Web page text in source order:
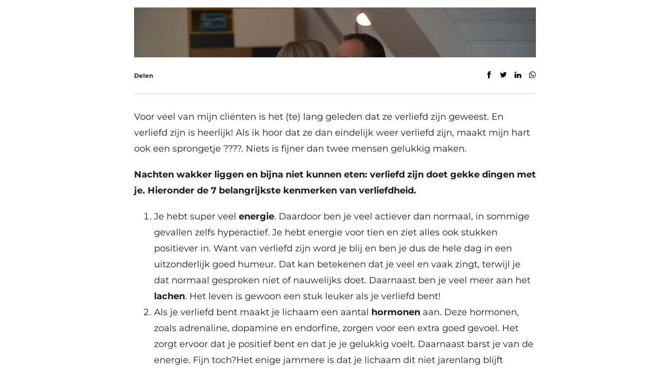
Delen
Voor veel van mijn cliënten is het (te) lang geleden dat ze verliefd zijn geweest. En
verliefd zijn is heerlijk! Als ik hoor dat ze dan eindelijk weer verliefd zijn, maakt mijn hart
ook een sprongetje ????. Niets is fijner dan twee mensen gelukkig maken.
Nachten wakker liggen en bijna niet kunnen eten: verliefd zijn doet gekke dingen met
je. Hieronder de 7 belangrijkste kenmerken van verliefdheid.
Je hebt super veel energie. Daardoor ben je veel actiever dan normaal, in sommige
gevallen zelfs hyperactief. Je hebt energie voor tien en ziet alles ook stukken
positiever in. Want van verliefd zijn word je blij en ben je dus de hele dag in een
uitzonderlijk goed humeur. Dat kan betekenen dat je veel en vaak zingt, terwijl je
dat normaal gesproken niet of nauwelijks doet. Daarnaast ben je veel meer aan het
lachen. Het leven is gewoon een stuk leuker als je verliefd bent!
Als je verliefd bent maakt je lichaam een aantal hormonen aan. Deze hormonen,
zoals adrenaline, dopamine en endorfine, zorgen voor een extra goed gevoel. Het
zorgt ervoor dat je positief bent en dat je je gelukkig voelt. Daarnaast barst je van de
energie. Fijn toch?Het enige jammere is dat je lichaam dit niet jarenlang blijft